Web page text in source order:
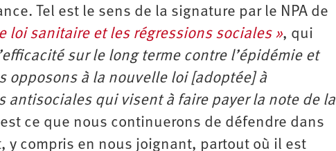
Tel est le sens de la signature par le NPA de
loi sanitaire et les régressions sociales », qui
sur le long terme contre l’épidémie et
opposons à la nouvelle loi [adoptée] à
antisociales qui visent à faire payer la note de la
ce que nous continuerons de défendre dans
y compris en nous joignant, partout où il est